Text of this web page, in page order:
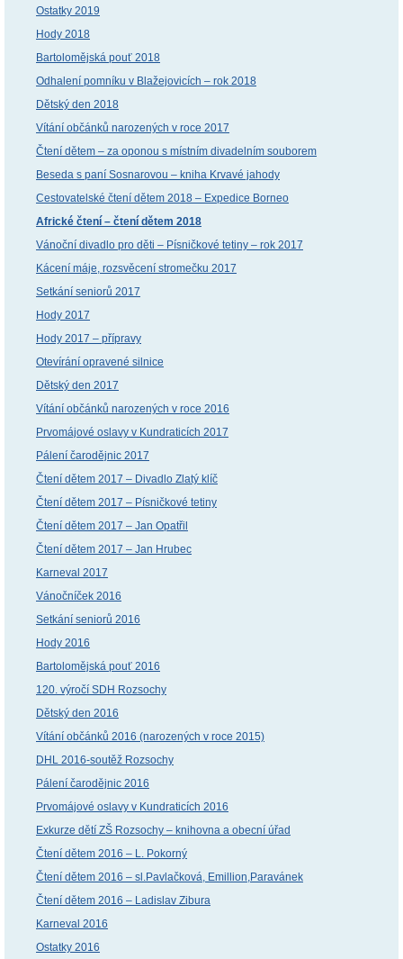
Ostatky 2019
Hody 2018
Bartolomějská pouť 2018
Odhalení pomníku v Blažejovicích – rok 2018
Dětský den 2018
Vítání občánků narozených v roce 2017
Čtení dětem – za oponou s místním divadelním souborem
Beseda s paní Sosnarovou – kniha Krvavé jahody
Cestovatelské čtení dětem 2018 – Expedice Borneo
Africké čtení – čtení dětem 2018
Vánoční divadlo pro děti – Písničkové tetiny – rok 2017
Kácení máje, rozsvěcení stromečku 2017
Setkání seniorů 2017
Hody 2017
Hody 2017 – přípravy
Otevírání opravené silnice
Dětský den 2017
Vítání občánků narozených v roce 2016
Prvomájové oslavy v Kundraticích 2017
Pálení čarodějnic 2017
Čtení dětem 2017 – Divadlo Zlatý klíč
Čtení dětem 2017 – Písničkové tetiny
Čtení dětem 2017 – Jan Opatřil
Čtení dětem 2017 – Jan Hrubec
Karneval 2017
Vánočníček 2016
Setkání seniorů 2016
Hody 2016
Bartolomějská pouť 2016
120. výročí SDH Rozsochy
Dětský den 2016
Vítání občánků 2016 (narozených v roce 2015)
DHL 2016-soutěž Rozsochy
Pálení čarodějnic 2016
Prvomájové oslavy v Kundraticích 2016
Exkurze dětí ZŠ Rozsochy – knihovna a obecní úřad
Čtení dětem 2016 – L. Pokorný
Čtení dětem 2016 – sl.Pavlačková, Emillion,Paravánek
Čtení dětem 2016 – Ladislav Zibura
Karneval 2016
Ostatky 2016